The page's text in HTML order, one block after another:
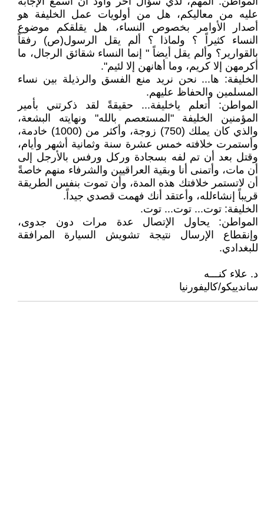
عليه من معاليكم، هل من أولويات عمل الخليفة هو
أصدار الأوامر بخصوص النساء، هل يقلقكم موضوع
النساء كثيراً ؟ ولماذا ؟ ألم يقل الرسول(ص) رفقاً
بالقوارير؟ وألم يقل أيضاً " إنما النساء شقائق الرجال، ما
أكرمهن إلا كريم، وما أهانهن إلا لئيم".
الخليفة: ها... نحن نريد منع الفسق والرذيلة بين نساء
المسلمين والحفاظ عليهم.
المواطن: أتعلم ياخليفة... حقيقةً لقد ذكرتني بأمير
المؤمنين الخليفة "المستعصم بالله" ونهايته البشعة،
والذي كان يملك (750) زوجة، وأكثر من (1000) خادمة،
وأستمرت خلافته خمس عشرة سنة وثمانية أشهر وأيام،
وقتل بعد أن تم لفه بسجادة وركل ورفس بالأرجل إلى
أن مات، وأتمنى أنا وبقية العراقيين والشرفاء منهم خاصةً
أن لاتستمر خلافتك هذه المدة، وأن تموت بنفس الطريقة
قريباً إنشاءلله، وأعتقد أنك فهمت قصدي جيداً.
الخليفة: توت... توت... توت.
المواطن: يحاول الإتصال عدة مرات دون جدوى،
وإنقطاع الإرسال نتيجة تشويش السيارة المرافقة
للبغدادي.
د. علاء كنـــه
ساندييكو/كاليفورنيا